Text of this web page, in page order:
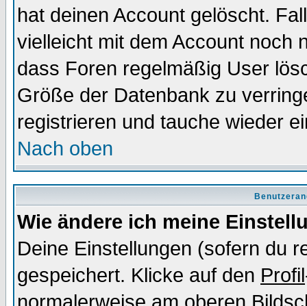
hat deinen Account gelöscht.
vielleicht mit dem Account noch
dass Foren regelmäßig User
Größe der Datenbank zu
registrieren und tauche wieder
Nach oben
Wie ändere ich meine
Deine Einstellungen (sofern du
gespeichert. Klicke auf den Profil